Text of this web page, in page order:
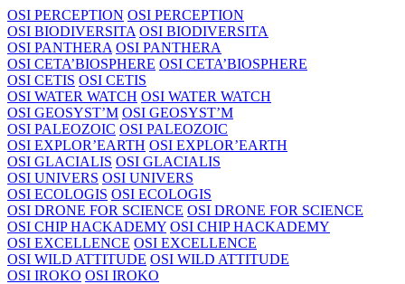
OSI PERCEPTION OSI PERCEPTION
OSI BIODIVERSITA OSI BIODIVERSITA
OSI PANTHERA OSI PANTHERA
OSI CETA’BIOSPHERE OSI CETA’BIOSPHERE
OSI CETIS OSI CETIS
OSI WATER WATCH OSI WATER WATCH
OSI GEOSYST’M OSI GEOSYST’M
OSI PALEOZOIC OSI PALEOZOIC
OSI EXPLOR’EARTH OSI EXPLOR’EARTH
OSI GLACIALIS OSI GLACIALIS
OSI UNIVERS OSI UNIVERS
OSI ECOLOGIS OSI ECOLOGIS
OSI DRONE FOR SCIENCE OSI DRONE FOR SCIENCE
OSI CHIP HACKADEMY OSI CHIP HACKADEMY
OSI EXCELLENCE OSI EXCELLENCE
OSI WILD ATTITUDE OSI WILD ATTITUDE
OSI IROKO OSI IROKO